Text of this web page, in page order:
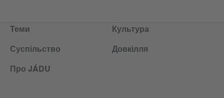
Теми
Культура
Суспільство
Довкілля
Про JÁDU